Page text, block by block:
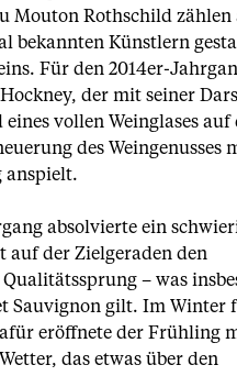
Mouton Rothschild zählen
bekannten Künstlern
Für den 2014er-
der mit seiner
eines vollen Weinglases auf
des Weingenusses
anspielt.
absolvierte ein
auf der Zielgeraden den
– was
Sauvignon gilt. Im Winter
eröffnete der Frühling
das etwas über den